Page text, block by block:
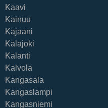
Kaavi
Kainuu
Kajaani
Kalajoki
Kalanti
Kalvola
Kangasala
Kangaslampi
Kangasniemi